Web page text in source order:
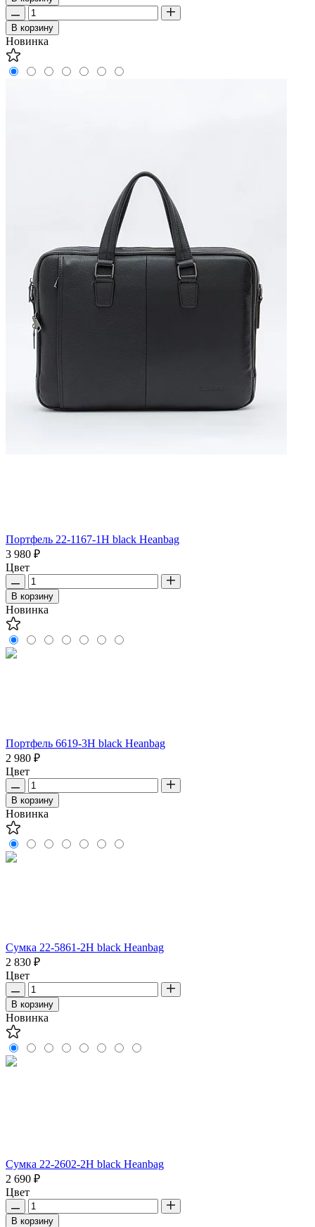
В корзину
Новинка
Портфель 22-1167-1H black Heanbag
3 980 ₽
Цвет
В корзину
Новинка
Портфель 6619-3H black Heanbag
2 980 ₽
Цвет
В корзину
Новинка
Сумка 22-5861-2H black Heanbag
2 830 ₽
Цвет
В корзину
Новинка
Сумка 22-2602-2H black Heanbag
2 690 ₽
Цвет
В корзину